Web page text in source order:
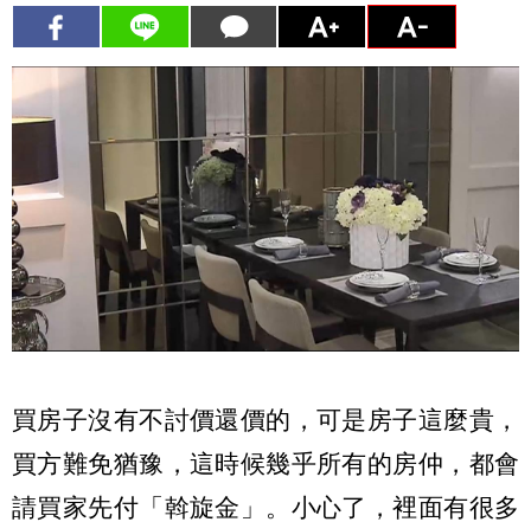
買房子沒有不討價還價的，可是房子這麼貴，
買方難免猶豫，這時候幾乎所有的房仲，都會
請買家先付「斡旋金」。小心了，裡面有很多